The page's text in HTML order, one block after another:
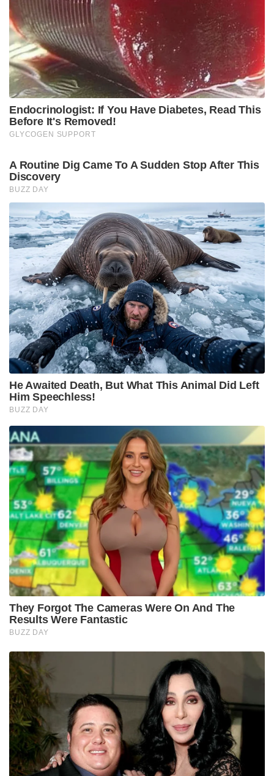
Endocrinologist: If You Have Diabetes, Read This
Before It's Removed!
GLYCOGEN SUPPORT
A Routine Dig Came To A Sudden Stop After This
Discovery
BUZZ DAY
He Awaited Death, But What This Animal Did Left
Him Speechless!
BUZZ DAY
They Forgot The Cameras Were On And The
Results Were Fantastic
BUZZ DAY